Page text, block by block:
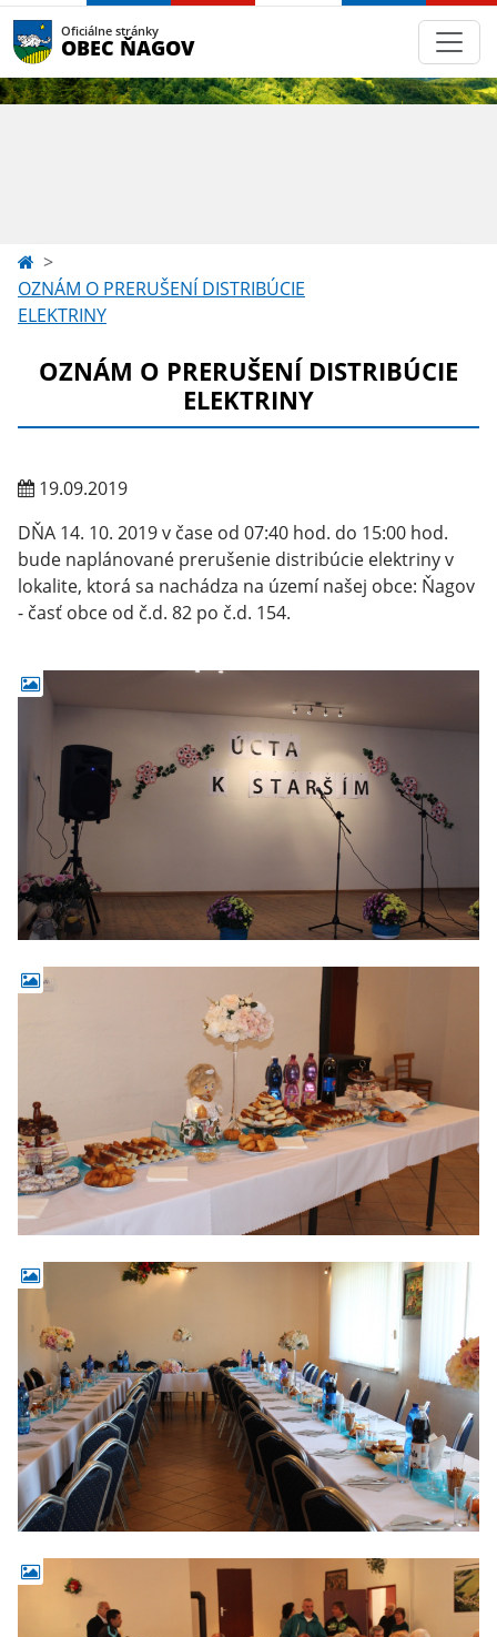
Oficiálne stránky
OBEC ŇAGOV
OZNÁM O PRERUŠENÍ DISTRIBÚCIE
ELEKTRINY
OZNÁM O PRERUŠENÍ DISTRIBÚCIE
ELEKTRINY
19.09.2019
DŇA 14. 10. 2019 v čase od 07:40 hod. do 15:00 hod.
bude naplánované prerušenie distribúcie elektriny v
lokalite, ktorá sa nachádza na území našej obce: Ňagov
- časť obce od č.d. 82 po č.d. 154.